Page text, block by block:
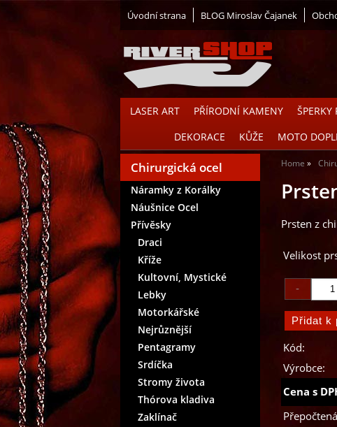
LASER ART PŘÍRODNÍ KAMENY ŠPERKY
DEKORACE
KŮŽE MOTO
Úvodní strana BLOG Miroslav Čajanek
Home
Prsten z
Velikost
Kód:
Výrobce:
Cena s
Chirurgická ocel
Náramky z Korálky
Náušnice Ocel
Přívěsky
Draci
Kříže
Kultovní, Mystické
Lebky
Motorkářské
Nejrůznější
Pentagramy
Srdíčka
Stromy života
Thórova kladiva
Zaklínač